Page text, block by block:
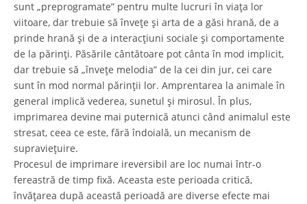
sunt „preprogramate” pentru multe lucruri în viața lor
viitoare, dar trebuie să învețe și arta de a găsi hrană, de a
prinde hrană și de a interacțiuni sociale și comportamente
de la părinți. Păsările cântătoare pot cânta în mod implicit,
dar trebuie să „învețe melodia” de la cei din jur, cei care
sunt în mod normal părinții lor. Amprentarea la animale în
general implică vederea, sunetul și mirosul. În plus,
imprimarea devine mai puternică atunci când animalul este
stresat, ceea ce este, fără îndoială, un mecanism de
supraviețuire.
Procesul de imprimare ireversibil are loc numai într-o
fereastră de timp fixă. Aceasta este perioada critică,
învățarea după această perioadă are diverse efecte mai